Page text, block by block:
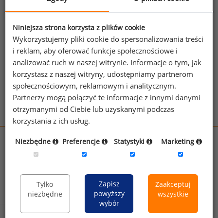
prawa pracy z uwzględnieniem zasady, że akty prawne
niższego rzędu nie mogą stać w sprzeczności z aktami
prawnymi wyższego rzędu.
Patrz też:Prawo pracy,Regulamin wynagradzania
Sposób wypłaty wynagrodzenia
Zobacz więcej haseł
wynagrodzenia.pl
sedlak.pl
kfw.sedlak.pl
badania
HR.pl
Niniejsza strona korzysta z plików cookie
Wykorzystujemy pliki cookie do spersonalizowania treści
i reklam, aby oferować funkcje społecznościowe i
analizować ruch w naszej witrynie. Informacje o tym, jak
korzystasz z naszej witryny, udostępniamy partnerom
społecznościowym, reklamowym i analitycznym.
Partnerzy mogą połączyć te informacje z innymi danymi
otrzymanymi od Ciebie lub uzyskanymi podczas
korzystania z ich usług.
Niezbędne Preferencje Statystyki Marketing
Tylko
niezbędne
Zapisz
powyższy
wybór
Zaakceptuj
wszystkie